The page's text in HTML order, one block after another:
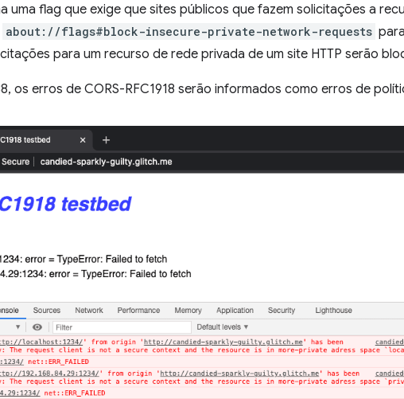
uma flag que exige que sites públicos que fazem solicitações a
about://flags#block-insecure-private-network-requests
para um recurso de rede privada de um site HTTP serão
os erros de CORS-RFC1918 serão informados como erros de